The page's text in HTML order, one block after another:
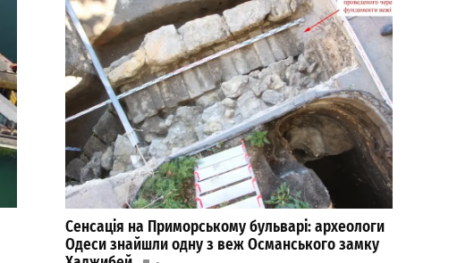
Сенсація на Приморському бульварі: археологи
Одеси знайшли одну з веж Османського замку